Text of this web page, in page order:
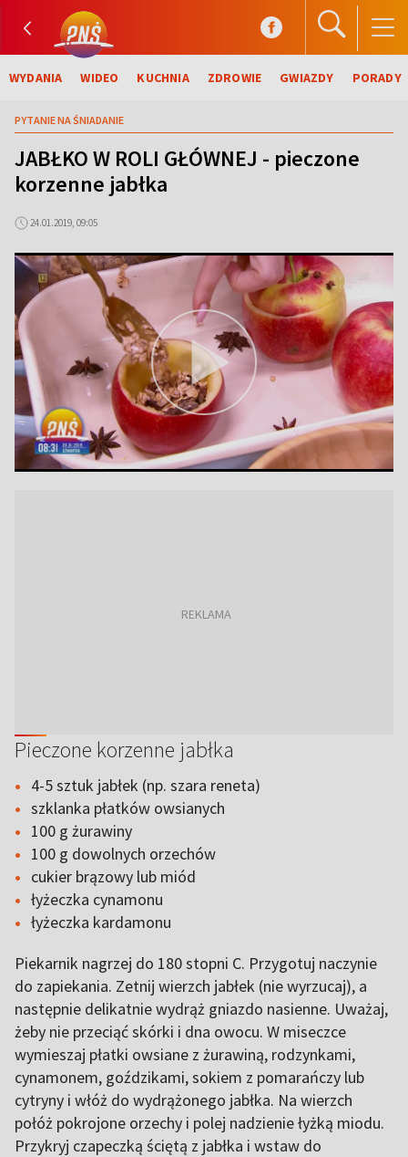
WYDANIA WIDEO KUCHNIA ZDROWIE GWIAZDY PORADY
PYTANIE NA ŚNIADANIE
JABŁKO W ROLI GŁÓWNEJ - pieczone
korzenne jabłka
24.01.2019, 09:05
Pieczone korzenne jabłka
4-5 sztuk jabłek (np. szara reneta)
szklanka płatków owsianych
100 g żurawiny
100 g dowolnych orzechów
cukier brązowy lub miód
łyżeczka cynamonu
łyżeczka kardamonu
Piekarnik nagrzej do 180 stopni C. Przygotuj naczynie
do zapiekania. Zetnij wierzch jabłek (nie wyrzucaj), a
następnie delikatnie wydrąż gniazdo nasienne. Uważaj,
żeby nie przeciąć skórki i dna owocu. W miseczce
wymieszaj płatki owsiane z żurawiną, rodzynkami,
cynamonem, goździkami, sokiem z pomarańczy lub
cytryny i włóż do wydrążonego jabłka. Na wierzch
połóż pokrojone orzechy i polej nadzienie łyżką miodu.
Przykryj czapeczką ściętą z jabłka i wstaw do